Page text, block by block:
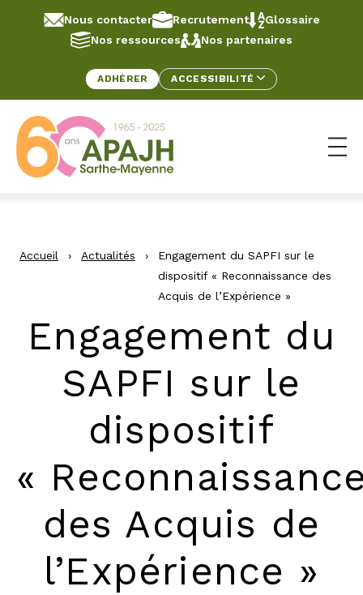
Aller au contenu
Nous contacter Recrutement
Glossaire
Nos ressources
Nos partenaires
ADHÉRER ACCESSIBILITÉ
Accueil › Actualités ›
Engagement du SAPFI sur le
dispositif « Reconnaissance des
Acquis de l’Expérience »
Engagement du
SAPFI sur le
dispositif
«
des Acquis de
l’Expérience »
Panneau de gestion des cookies